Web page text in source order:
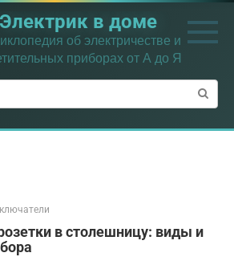
Электрик в доме
об электричестве и
приборах от А до Я
в столешницу: виды и